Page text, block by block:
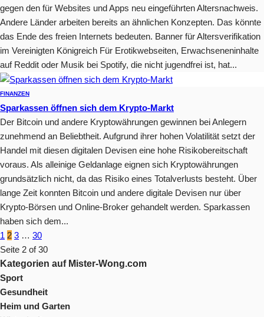
gegen den für Websites und Apps neu eingeführten Altersnachweis.
Andere Länder arbeiten bereits an ähnlichen Konzepten. Das könnte
das Ende des freien Internets bedeuten. Banner für Altersverifikation
im Vereinigten Königreich Für Erotikwebseiten, Erwachseneninhalte
auf Reddit oder Musik bei Spotify, die nicht jugendfrei ist, hat...
FINANZEN
Sparkassen öffnen sich dem Krypto-Markt
Der Bitcoin und andere Kryptowährungen gewinnen bei Anlegern
zunehmend an Beliebtheit. Aufgrund ihrer hohen Volatilität setzt der
Handel mit diesen digitalen Devisen eine hohe Risikobereitschaft
voraus. Als alleinige Geldanlage eignen sich Kryptowährungen
grundsätzlich nicht, da das Risiko eines Totalverlusts besteht. Über
lange Zeit konnten Bitcoin und andere digitale Devisen nur über
Krypto-Börsen und Online-Broker gehandelt werden. Sparkassen
haben sich dem...
1 2 3 … 30
Seite 2 of 30
Kategorien auf Mister-Wong.com
Sport
Gesundheit
Heim und Garten